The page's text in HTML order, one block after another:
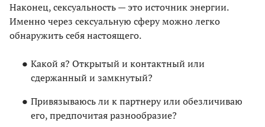
Наконец, сексуальность — это источник энергии.
Именно через сексуальную сферу можно легко
обнаружить себя настоящего.
Какой я? Открытый и контактный или
сдержанный и замкнутый?
Привязываюсь ли к партнеру или обезличиваю
его, предпочитая разнообразие?